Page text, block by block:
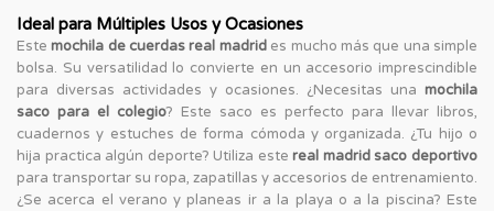
Ideal para Múltiples Usos y Ocasiones
Estemochila de cuerdas real madrides mucho más que una simple
bolsa. Su versatilidad lo convierte en un accesorio imprescindible
para diversas actividades y ocasiones. ¿Necesitas una mochila
saco para el colegio? Este saco es perfecto para llevar libros,
cuadernos y estuches de forma cómoda y organizada. ¿Tu hijo o
hija practica algún deporte? Utiliza estereal madrid saco deportivo
para transportar su ropa, zapatillas y accesorios de entrenamiento.
¿Se acerca el verano y planeas ir a la playa o a la piscina? Este